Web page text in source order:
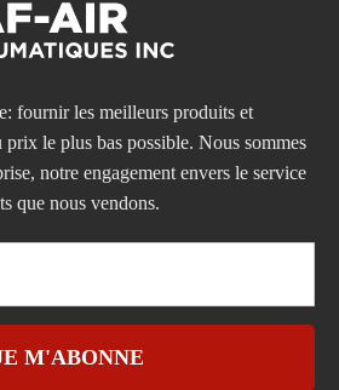
fournir les meilleurs produits et
prix le plus bas possible. Nous sommes
notre engagement envers le service
que nous vendons.
M'ABONNE